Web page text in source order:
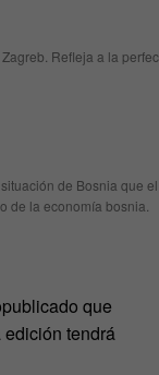
Refleja a la
de Bosnia que
de la economía bosnia.
que
tendrá